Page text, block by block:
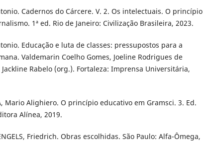
Cadernos do Cárcere. V. 2. Os intelectuais. O princípio
1ª ed. Rio de Janeiro: Civilização Brasileira, 2023.
Educação e luta de classes: pressupostos para a
Valdemarin Coelho Gomes, Joeline Rodrigues de
Jackline Rabelo (org.). Fortaleza: Imprensa Universitária,
Mario Alighiero. O princípio educativo em Gramsci. 3. Ed.
Alínea, 2019.
Friedrich. Obras escolhidas. São Paulo: Alfa-Ômega,